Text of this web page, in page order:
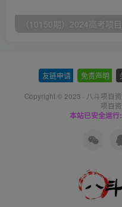
友链申请 免责声明
Copyright © 2023 · 八斗项目
项目
本站已安全运行: